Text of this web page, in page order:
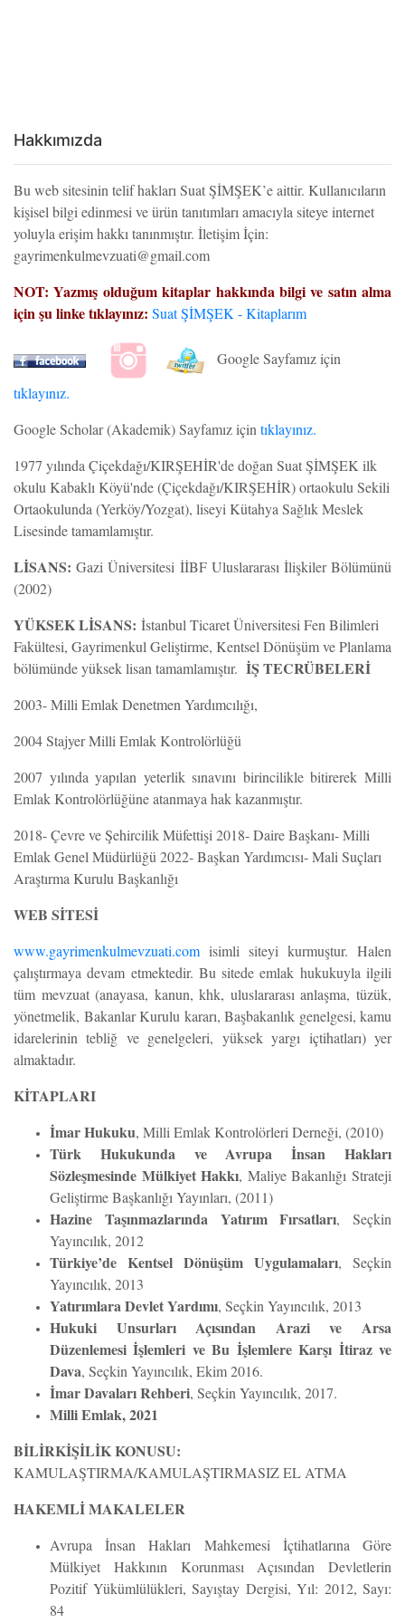
Hakkımızda
Bu web sitesinin telif hakları Suat ŞİMŞEK’e aittir. Kullanıcıların
kişisel bilgi edinmesi ve ürün tanıtımları amacıyla siteye internet
yoluyla erişim hakkı tanınmıştır. İletişim İçin:
gayrimenkulmevzuati@gmail.com
NOT: Yazmış olduğum kitaplar hakkında bilgi ve satın alma
için şu linke tıklayınız: Suat ŞİMŞEK - Kitaplarım
Google Sayfamız için
tıklayınız.
Google Scholar (Akademik) Sayfamız için tıklayınız.
1977 yılında Çiçekdağı/KIRŞEHİR'de doğan Suat ŞİMŞEK ilk
okulu Kabaklı Köyü'nde (Çiçekdağı/KIRŞEHİR) ortaokulu Sekili
Ortaokulunda (Yerköy/Yozgat), liseyi Kütahya Sağlık Meslek
Lisesinde tamamlamıştır.
LİSANS: Gazi Üniversitesi İİBF Uluslararası İlişkiler Bölümünü
(2002)
YÜKSEK LİSANS: İstanbul Ticaret Üniversitesi Fen Bilimleri
Fakültesi, Gayrimenkul Geliştirme, Kentsel Dönüşüm ve Planlama
bölümünde yüksek lisan tamamlamıştır. İŞ TECRÜBELERİ
2003- Milli Emlak Denetmen Yardımcılığı,
2004 Stajyer Milli Emlak Kontrolörlüğü
2007 yılında yapılan yeterlik sınavını birincilikle bitirerek Milli
Emlak Kontrolörlüğüne atanmaya hak kazanmıştır.
2018- Çevre ve Şehircilik Müfettişi 2018- Daire Başkanı- Milli
Emlak Genel Müdürlüğü 2022- Başkan Yardımcısı- Mali Suçları
Araştırma Kurulu Başkanlığı
WEB SİTESİ
www.gayrimenkulmevzuati.com isimli siteyi kurmuştur. Halen
çalıştırmaya devam etmektedir. Bu sitede emlak hukukuyla ilgili
tüm mevzuat (anayasa, kanun, khk, uluslararası anlaşma, tüzük,
yönetmelik, Bakanlar Kurulu kararı, Başbakanlık genelgesi, kamu
idarelerinin tebliğ ve genelgeleri, yüksek yargı içtihatları) yer
almaktadır.
KİTAPLARI
İmar Hukuku, Milli Emlak Kontrolörleri Derneği, (2010)
Türk Hukukunda ve Avrupa İnsan Hakları
Sözleşmesinde Mülkiyet Hakkı, Maliye Bakanlığı Strateji
Geliştirme Başkanlığı Yayınları, (2011)
Hazine Taşınmazlarında Yatırım Fırsatları, Seçkin
Yayıncılık, 2012
Türkiye’de Kentsel Dönüşüm Uygulamaları, Seçkin
Yayıncılık, 2013
Yatırımlara Devlet Yardımı, Seçkin Yayıncılık, 2013
Hukuki Unsurları Açısından Arazi ve Arsa
Düzenlemesi İşlemleri ve Bu İşlemlere Karşı İtiraz ve
Dava, Seçkin Yayıncılık, Ekim 2016.
İmar Davaları Rehberi, Seçkin Yayıncılık, 2017.
Milli Emlak, 2021
BİLİRKİŞİLİK KONUSU:
KAMULAŞTIRMA/KAMULAŞTIRMASIZ EL ATMA
HAKEMLİ MAKALELER
Avrupa İnsan Hakları Mahkemesi İçtihatlarına Göre
Mülkiyet Hakkının Korunması Açısından Devletlerin
Pozitif Yükümlülükleri, Sayıştay Dergisi, Yıl: 2012, Sayı:
84